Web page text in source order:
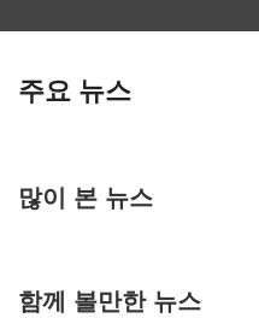
주요 뉴스
많이 본 뉴스
함께 볼만한 뉴스